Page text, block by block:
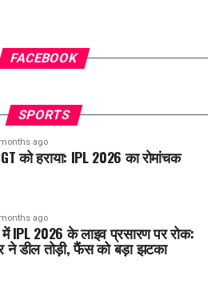
FACEBOOK
SPORTS
ago
को हराया: IPL 2026 का रोमांचक
ago
में IPL 2026 के लाइव प्रसारण पर रोक:
ने डील तोड़ी, फैंस को बड़ा झटका